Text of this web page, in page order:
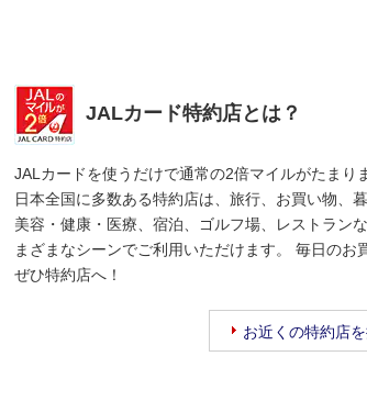
JALカード特約店とは？
JALカードを使うだけで通常の2倍マイルがたまり
日本全国に多数ある特約店は、旅行、お買い物、暮
美容・健康・医療、宿泊、ゴルフ場、レストラン
まざまなシーンでご利用いただけます。 毎日のお
ぜひ特約店へ！
お近くの特約店